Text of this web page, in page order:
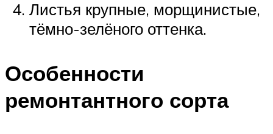
Листья крупные, морщинистые,
тёмно-зелёного оттенка.
Особенности
ремонтантного сорта